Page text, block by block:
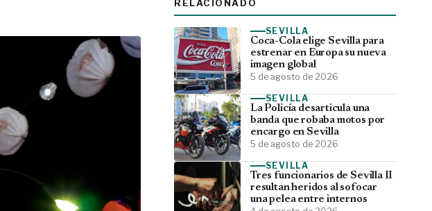
RELACIONADO
SEVILLA
Coca-Cola elige Sevilla para
estrenar en Europa su nueva
imagen global
5 de agosto de 2026
SEVILLA
La Policía desarticula una
banda que robaba motos por
encargo en Sevilla
5 de agosto de 2026
SEVILLA
Tres funcionarios de Sevilla II
resultan heridos al sofocar
una pelea entre internos